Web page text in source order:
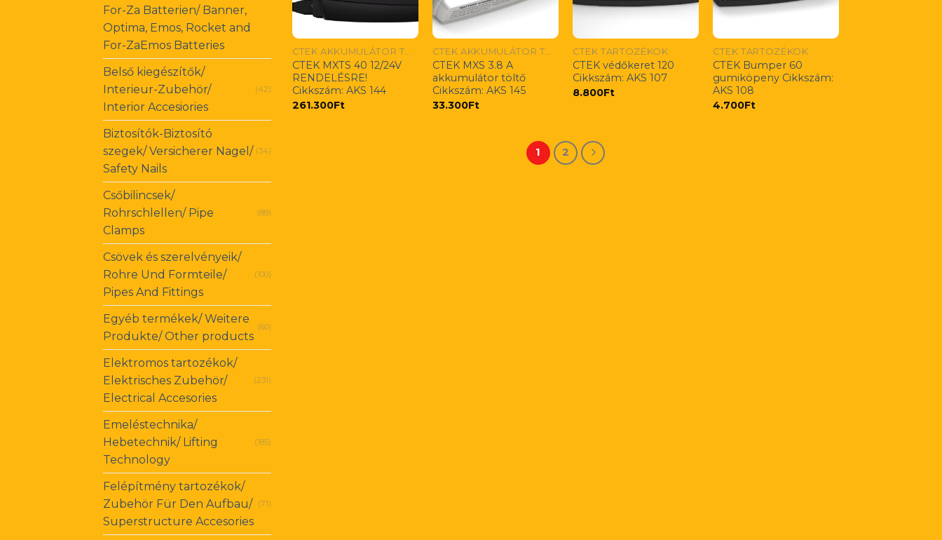
For-Za Batterien/ Banner,
Optima, Emos, Rocket and
For-ZaEmos Batteries
Belső kiegészítők/
Interieur-Zubehör/
Interior Accesiories
(42)
Biztosítók-Biztosító
szegek/ Versicherer Nagel/
Safety Nails
(34)
Csőbilincsek/
Rohrschlellen/ Pipe
Clamps
(89)
Csövek és szerelvényeik/
Rohre Und Formteile/
Pipes And Fittings
(100)
Egyéb termékek/ Weitere
Produkte/ Other products
(60)
Elektromos tartozékok/
Elektrisches Zubehör/
Electrical Accesories
(231)
Emeléstechnika/
Hebetechnik/ Lifting
Technology
(185)
Felépítmény tartozékok/
Zubehör Für Den Aufbau/
Superstructure Accesories
(71)
CTEK AKKUMULÁTOR TÖLTŐK
CTEK MXTS 40 12/24V
RENDELÉSRE!
Cikkszám: AKS 144
261.300Ft
CTEK AKKUMULÁTOR TÖLTŐK
CTEK MXS 3.8 A
akkumulátor töltő
Cikkszám: AKS 145
33.300Ft
CTEK TARTOZÉKOK
CTEK védőkeret 120
Cikkszám: AKS 107
8.800Ft
CTEK TARTOZÉKOK
CTEK Bumper 60
gumiköpeny Cikkszám:
AKS 108
4.700Ft
1 2